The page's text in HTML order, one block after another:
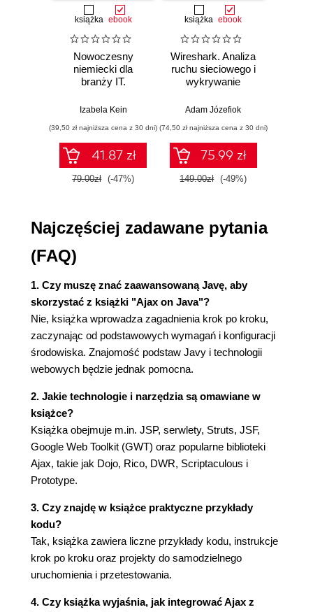
Wypełnianie formularza za pomocą Ajaksa (53)
Tworzenie pola sugerującego nazwy
użytkowników (62)
6. Biblioteki i zestawy narzędziowe (75)
Korzystanie z biblioteki Rico Toolkit (81)
Korzystanie z biblioteki DWR (87)
Przeciąganie i upuszczanie z wykorzystaniem
bibliotek Scriptaculous i Prototype (92)
7. Znaczniki Ajax (111)
Biblioteki znaczników oferowane przez innych
8. Ajax i Struts (145)
Biblioteka Struts-Layout (145)
Implementowanie funkcji Ajax w Struts z użyciem
biblioteki DWR (157)
Ajax i Struts - czego dowiedzieliśmy się w tym
rozdziale? (170)
9. Ajax i JavaServer Faces (171)
Cykl życia JSF (172)
Pisanie własnego komponentu JSF (172)
Tworzenie własnego znacznika JSF (177)
Obsługiwanie danych JSF poprzez rozszerzanie
klasy HtmlInputText (185)
Kod JSF wspomagający mechanizm Ajax (186)
10. Zestaw narzędziowy Google Web Toolkit (191)
Zaczynamy pracę z GWT (191)
Wyszukiwanie błędów w kodzie aplikacji (196)
Rozbudowujemy aplikację - kod klienta (200)
Testowanie współdziałania aplikacji ZipCodes z
książka ebook
Nowoczesny
niemiecki dla
branży IT.
przykłady i
Izabela Kein
(39,50 zł najniższa cena z 30 dni)
41.87 zł
79.00zł (-47%)
książka ebook
Wireshark. Analiza
ruchu sieciowego i
wykrywanie
Adam Józefiok
(74,50 zł najniższa cena z 30 dni)
75.99 zł
149.00zł (-49%)
Najczęściej zadawane pytania
(FAQ)
1. Czy muszę znać zaawansowaną Javę, aby
skorzystać z książki "Ajax on Java"?
Nie, książka wprowadza zagadnienia krok po kroku,
zaczynając od podstawowych wymagań i konfiguracji
środowiska. Znajomość podstaw Javy i technologii
webowych będzie jednak pomocna.
2. Jakie technologie i narzędzia są omawiane w
książce?
Książka obejmuje m.in. JSP, serwlety, Struts, JSF,
Google Web Toolkit (GWT) oraz popularne biblioteki
Ajax, takie jak Dojo, Rico, DWR, Scriptaculous i
Prototype.
3. Czy znajdę w książce praktyczne przykłady
kodu?
Tak, książka zawiera liczne przykłady kodu, instrukcje
krok po kroku oraz projekty do samodzielnego
uruchomienia i przetestowania.
4. Czy książka wyjaśnia, jak integrować Ajax z